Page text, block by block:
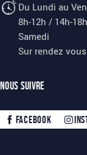
Du Lundi au
8h-12h / 14h-18h
Samedi
Sur rendez vous
Nous suivre
Facebook